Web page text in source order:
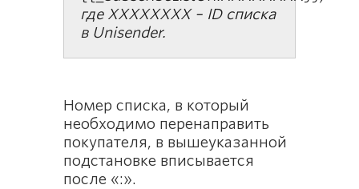
где ХХХХХХХХ – ID списка
в Unisender.
Номер списка, в который
необходимо перенаправить
покупателя, в вышеуказанной
подстановке вписывается
после «:».